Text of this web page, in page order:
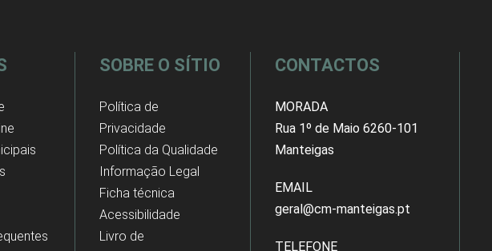
SOBRE O SÍTIO
Política de
Privacidade
Política da Qualidade
Informação Legal
Ficha técnica
Acessibilidade
Livro de
CONTACTOS
MORADA
Rua 1º de Maio 6260-101
Manteigas
EMAIL
geral@cm-manteigas.pt
TELEFONE